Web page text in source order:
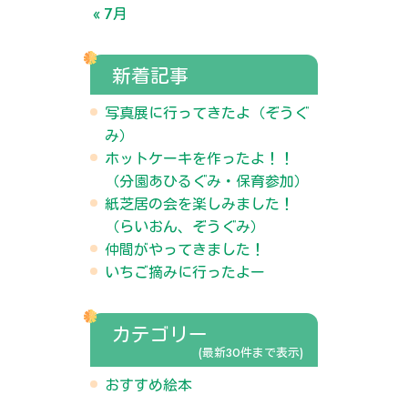
« 7月
新着記事
写真展に行ってきたよ（ぞうぐ
み）
ホットケーキを作ったよ！！
（分園あひるぐみ・保育参加）
紙芝居の会を楽しみました！
（らいおん、ぞうぐみ）
仲間がやってきました！
いちご摘みに行ったよー
カテゴリー
(最新30件まで表示)
おすすめ絵本